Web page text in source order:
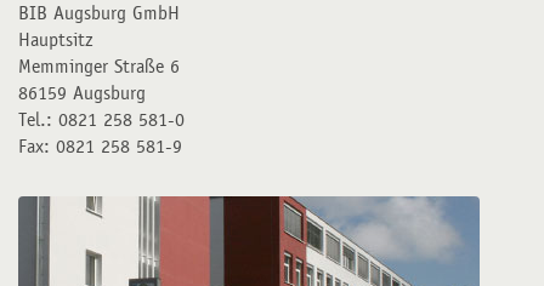
BIB Augsburg GmbH
Hauptsitz
Memminger Straße 6
86159 Augsburg
Tel.: 0821 258 581-0
Fax: 0821 258 581-9